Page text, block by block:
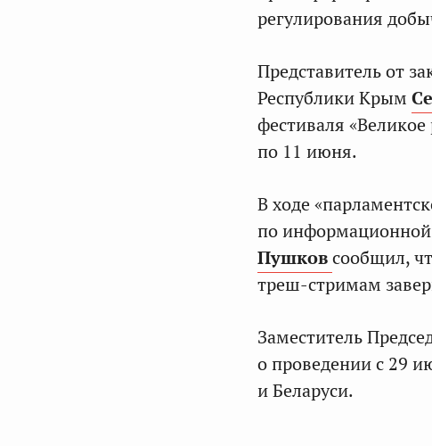
регулирования
Представитель от
Республики Крым
фестиваля
по 11 июня.
В ходе
по
Пушковсообщил,
треш-стримам
Заместитель
о проведении с 29
и Беларуси.